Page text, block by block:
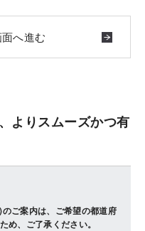
よりスムーズかつ有
ご案内は、ご希望の都道府
め、ご了承ください。